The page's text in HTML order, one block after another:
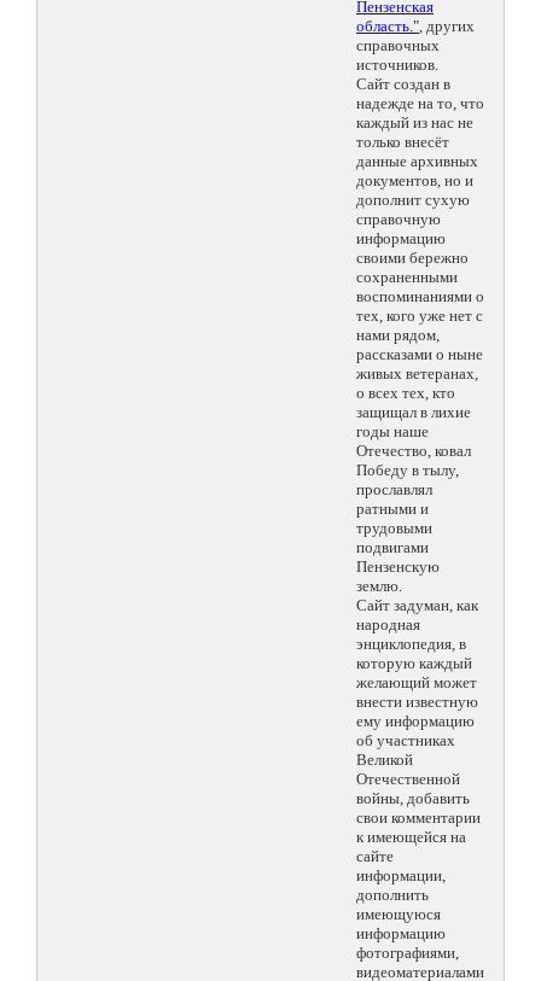
Пензенская
область.", других
справочных
источников.
Сайт создан в
надежде на то, что
каждый из нас не
только внесёт
данные архивных
документов, но и
дополнит сухую
справочную
информацию
своими бережно
сохраненными
воспоминаниями о
тех, кого уже нет с
нами рядом,
рассказами о ныне
живых ветеранах,
о всех тех, кто
защищал в лихие
годы наше
Отечество, ковал
Победу в тылу,
прославлял
ратными и
трудовыми
подвигами
Пензенскую
землю.
Сайт задуман, как
народная
энциклопедия, в
которую каждый
желающий может
внести известную
ему информацию
об участниках
Великой
Отечественной
войны, добавить
свои комментарии
к имеющейся на
сайте
информации,
дополнить
имеющуюся
информацию
фотографиями,
видеоматериалами